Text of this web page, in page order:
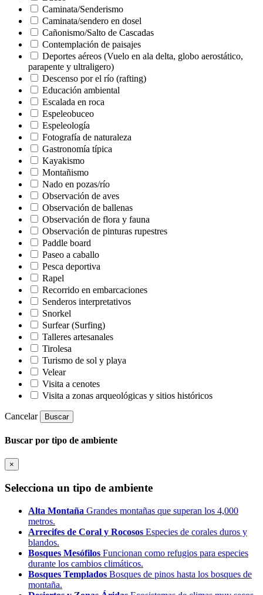
Caminata/Senderismo
Caminata/sendero en dosel
Cañonismo/Salto de Cascadas
Contemplación de paisajes
Deportes aéreos (Vuelo en ala delta, globo aerostático,
parapente y ultraligero)
Descenso por el río (rafting)
Educación ambiental
Escalada en roca
Espeleobuceo
Espeleología
Fotografía de naturaleza
Gastronomía típica
Kayakismo
Montañismo
Nado en pozas/río
Observación de aves
Observación de ballenas
Observación de flora y fauna
Observación de pinturas rupestres
Paddle board
Paseo a caballo
Pesca deportiva
Rapel
Recorrido en embarcaciones
Senderos interpretativos
Snorkel
Surfear (Surfing)
Talleres artesanales
Tirolesa
Turismo de sol y playa
Velear
Visita a cenotes
Visita a zonas arqueológicas y sitios históricos
Cancelar Buscar
Buscar por tipo de ambiente
×
Selecciona un tipo de ambiente
Alta Montaña Grandes montañas que superan los 4,000
metros.
Arrecifes de Coral y Rocosos Especies de corales duros y
blandos.
Bosques Mesófilos Funcionan como refugios para especies
durante los cambios climáticos.
Bosques Templados Bosques de pinos hasta los bosques de
montaña.